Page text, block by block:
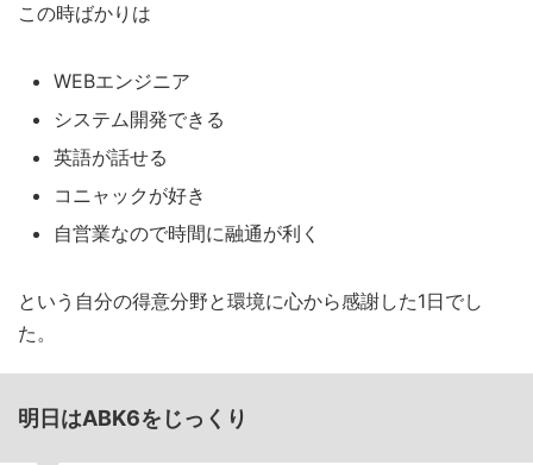
この時ばかりは
WEBエンジニア
システム開発できる
英語が話せる
コニャックが好き
自営業なので時間に融通が利く
という自分の得意分野と環境に心から感謝した1日でし
た。
明日はABK6をじっくり